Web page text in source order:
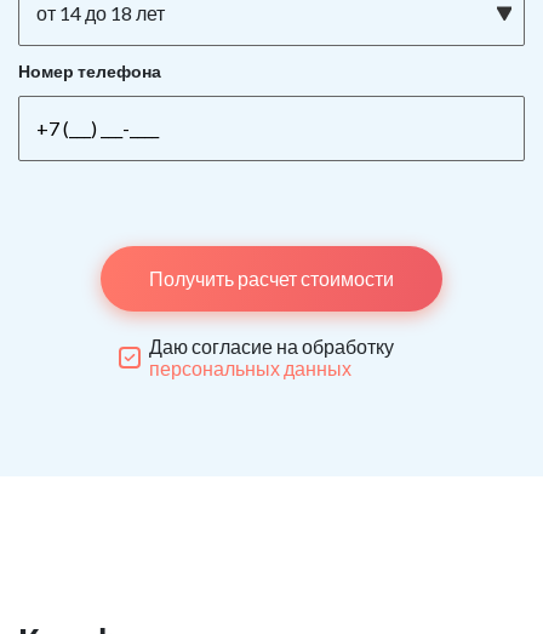
от 14 до 18 лет
Номер телефона
Получить расчет стоимости
Даю согласие на обработку
персональных данных